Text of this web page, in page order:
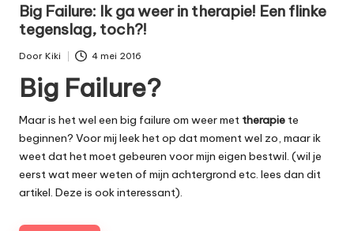
Big Failure: Ik ga weer in therapie! Een flinke
tegenslag, toch?!
door
Door Kiki 4 mei 2016
Big Failure?
Maar is het wel een big failure om weer met therapie te
beginnen? Voor mij leek het op dat moment wel zo, maar ik
weet dat het moet gebeuren voor mijn eigen bestwil. (wil je
eerst wat meer weten of mijn achtergrond etc. lees dan dit
artikel. Deze is ook interessant).